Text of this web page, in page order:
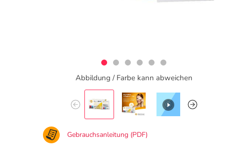
Abbildung / Farbe kann abweichen
Gebrauchsanleitung (PDF)